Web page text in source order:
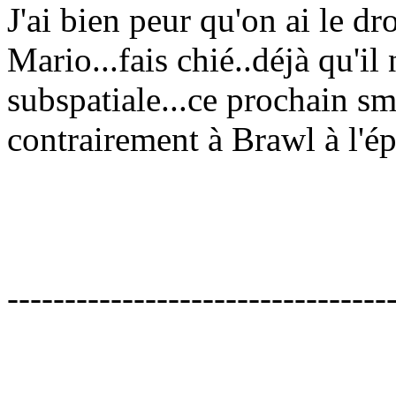
J'ai bien peur qu'on ai le
Mario...fais chié..déjà qu'il
subspatiale...ce prochain
contrairement à Brawl à